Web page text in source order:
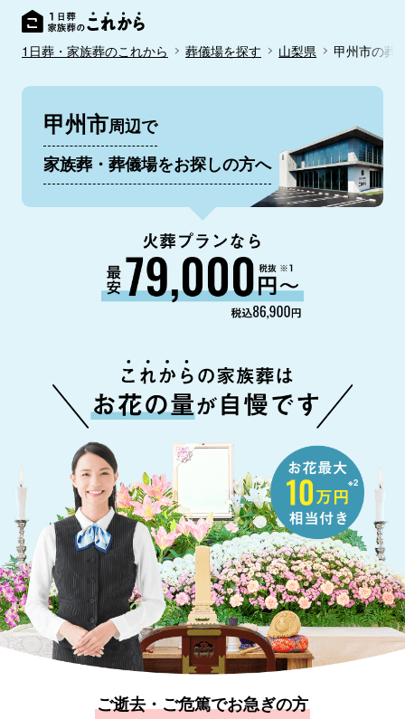
1日葬・家族葬のこれから 葬儀場を探す 山梨県 甲州市の葬
甲州市周辺で
家族葬・葬儀場をお探しの方へ
※2
ご逝去・ご危篤でお急ぎの方